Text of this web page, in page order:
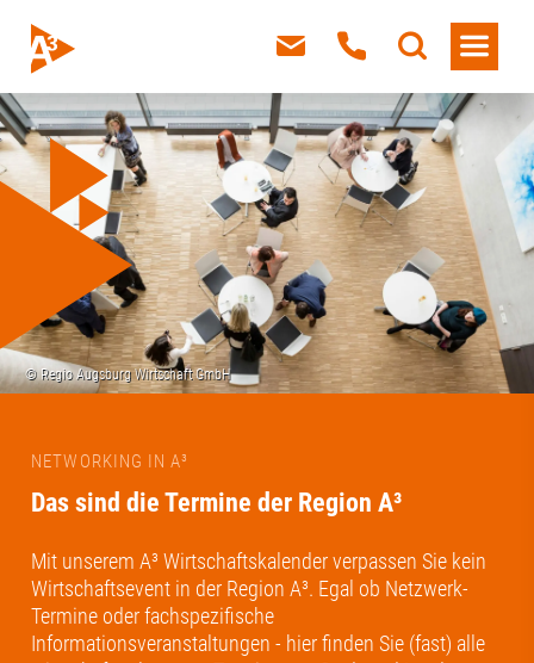
NETWORKING IN A³
Das sind die Termine der Region A³
Mit unserem A³ Wirtschaftskalender verpassen Sie kein
Wirtschaftsevent in der Region A³. Egal ob Netzwerk-
Termine oder fachspezifische
Informationsveranstaltungen - hier finden Sie (fast) alle